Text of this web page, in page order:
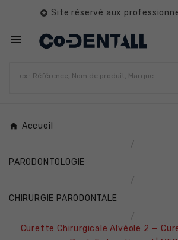
 Site réservé aux

Accueil
PARODONTOLOGIE
CHIRURGIE PARODONTALE
Curette Chirurgicale Alvéole 2 —